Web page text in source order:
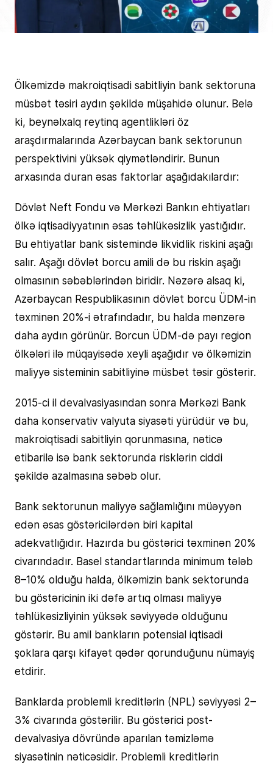
Ölkəmizdə makroiqtisadi sabitliyin bank sektoruna
müsbət təsiri aydın şəkildə müşahidə olunur. Belə
ki, beynəlxalq reytinq agentlikləri öz
araşdırmalarında Azərbaycan bank sektorunun
perspektivini yüksək qiymətləndirir. Bunun
arxasında duran əsas faktorlar aşağıdakılardır:
Dövlət Neft Fondu və Mərkəzi Bankın ehtiyatları
ölkə iqtisadiyyatının əsas təhlükəsizlik yastığıdır.
Bu ehtiyatlar bank sistemində likvidlik riskini aşağı
salır. Aşağı dövlət borcu amili də bu riskin aşağı
olmasının səbəblərindən biridir. Nəzərə alsaq ki,
Azərbaycan Respublikasının dövlət borcu ÜDM-in
təxminən 20%-i ətrafındadır, bu halda mənzərə
daha aydın görünür. Borcun ÜDM-də payı region
ölkələri ilə müqayisədə xeyli aşağıdır və ölkəmizin
maliyyə sisteminin sabitliyinə müsbət təsir göstərir.
2015-ci il devalvasiyasından sonra Mərkəzi Bank
daha konservativ valyuta siyasəti yürüdür və bu,
makroiqtisadi sabitliyin qorunmasına, nəticə
etibarilə isə bank sektorunda risklərin ciddi
şəkildə azalmasına səbəb olur.
Bank sektorunun maliyyə sağlamlığını müəyyən
edən əsas göstəricilərdən biri kapital
adekvatlığıdır. Hazırda bu göstərici təxminən 20%
civarındadır. Basel standartlarında minimum tələb
8–10% olduğu halda, ölkəmizin bank sektorunda
bu göstəricinin iki dəfə artıq olması maliyyə
təhlükəsizliyinin yüksək səviyyədə olduğunu
göstərir. Bu amil bankların potensial iqtisadi
şoklara qarşı kifayət qədər qorunduğunu nümayiş
etdirir.
Banklarda problemli kreditlərin (NPL) səviyyəsi 2–
3% civarında göstərilir. Bu göstərici post-
devalvasiya dövründə aparılan təmizləmə
siyasətinin nəticəsidir. Problemli kreditlərin